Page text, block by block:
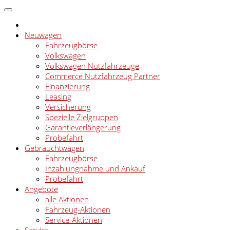
Neuwagen
Fahrzeugbörse
Volkswagen
Volkswagen Nutzfahrzeuge
Commerce Nutzfahrzeug Partner
Finanzierung
Leasing
Versicherung
Spezielle Zielgruppen
Garantieverlängerung
Probefahrt
Gebrauchtwagen
Fahrzeugbörse
Inzahlungnahme und Ankauf
Probefahrt
Angebote
alle Aktionen
Fahrzeug-Aktionen
Service-Aktionen